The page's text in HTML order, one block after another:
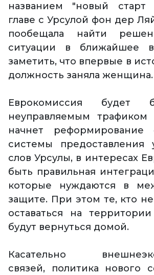
названием "новый
главе с Урсулой фон дер
пообещала найти
ситуации в ближайшее
заметить, что впервые в
должность заняла женщина.
Еврокомиссия будет
неуправляемым трафиком
начнет реформирование
системы
слов Урсулы, в интересах
быть правильная
которые нуждаются в
защите. При этом те, кто
оставаться на
будут вернуться домой.
Касательно
связей, политика нового